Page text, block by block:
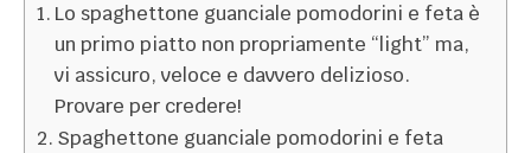
Lo spaghettone guanciale pomodorini e feta è
un primo piatto non propriamente “light” ma,
vi assicuro, veloce e davvero delizioso.
Provare per credere!
Spaghettone guanciale pomodorini e feta